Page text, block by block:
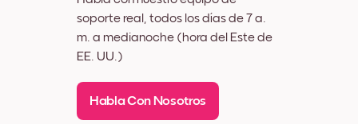
soporte real, todos los días de 7 a.
m. a medianoche (hora del Este de
EE. UU.)
Habla Con Nosotros